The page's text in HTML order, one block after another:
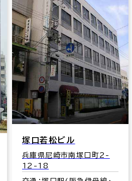
リアライズ尼崎
兵庫県尼崎市東難波町5-
8-26